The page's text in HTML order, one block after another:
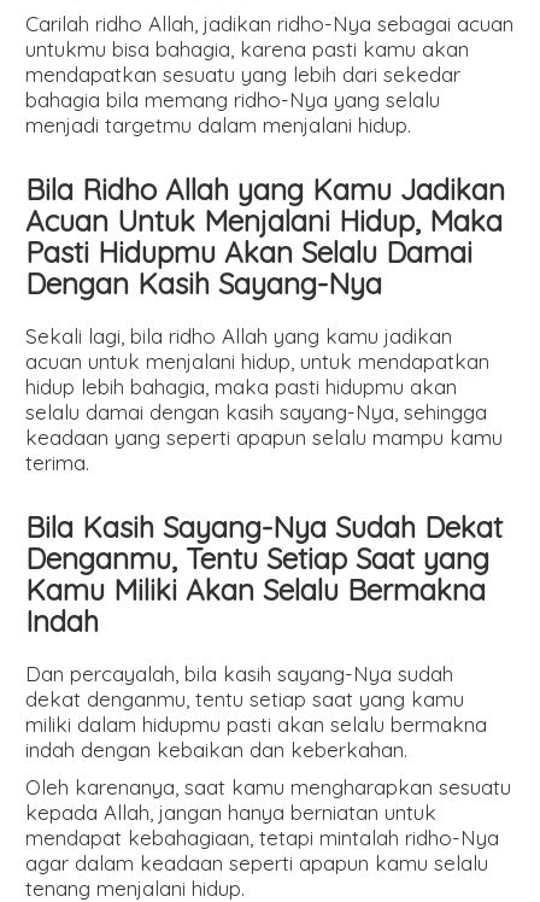
Carilah ridho Allah, jadikan ridho-Nya sebagai acuan
untukmu bisa bahagia, karena pasti kamu akan
mendapatkan sesuatu yang lebih dari sekedar
bahagia bila memang ridho-Nya yang selalu
menjadi targetmu dalam menjalani hidup.
Bila Ridho Allah yang Kamu Jadikan
Acuan Untuk Menjalani Hidup, Maka
Pasti Hidupmu Akan Selalu Damai
Dengan Kasih Sayang-Nya
Sekali lagi, bila ridho Allah yang kamu jadikan
acuan untuk menjalani hidup, untuk mendapatkan
hidup lebih bahagia, maka pasti hidupmu akan
selalu damai dengan kasih sayang-Nya, sehingga
keadaan yang seperti apapun selalu mampu kamu
terima.
Bila Kasih Sayang-Nya Sudah Dekat
Denganmu, Tentu Setiap Saat yang
Kamu Miliki Akan Selalu Bermakna
Indah
Dan percayalah, bila kasih sayang-Nya sudah
dekat denganmu, tentu setiap saat yang kamu
miliki dalam hidupmu pasti akan selalu bermakna
indah dengan kebaikan dan keberkahan.
Oleh karenanya, saat kamu mengharapkan sesuatu
kepada Allah, jangan hanya berniatan untuk
mendapat kebahagiaan, tetapi mintalah ridho-Nya
agar dalam keadaan seperti apapun kamu selalu
tenang menjalani hidup.